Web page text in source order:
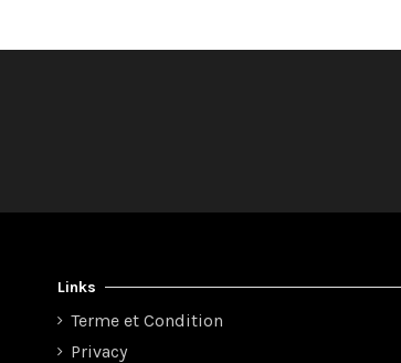
Links
Terme et Condition
Privacy